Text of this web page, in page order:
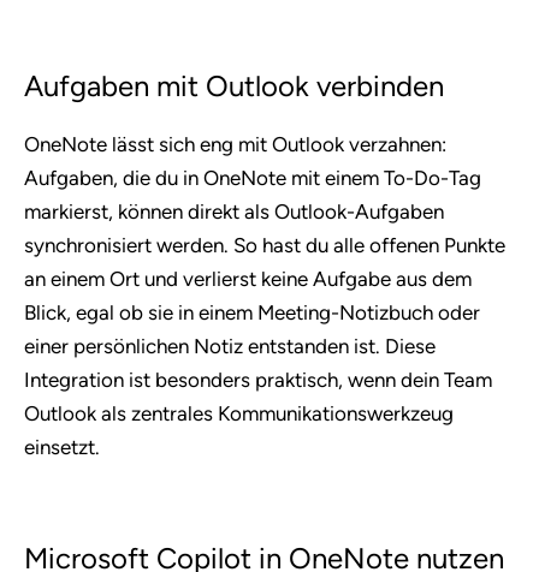
Aufgaben mit Outlook verbinden
OneNote lässt sich eng mit Outlook verzahnen:
Aufgaben, die du in OneNote mit einem To-Do-Tag
markierst, können direkt als Outlook-Aufgaben
synchronisiert werden. So hast du alle offenen Punkte
an einem Ort und verlierst keine Aufgabe aus dem
Blick, egal ob sie in einem Meeting-Notizbuch oder
einer persönlichen Notiz entstanden ist. Diese
Integration ist besonders praktisch, wenn dein Team
Outlook als zentrales Kommunikationswerkzeug
einsetzt.
Microsoft Copilot in OneNote nutzen